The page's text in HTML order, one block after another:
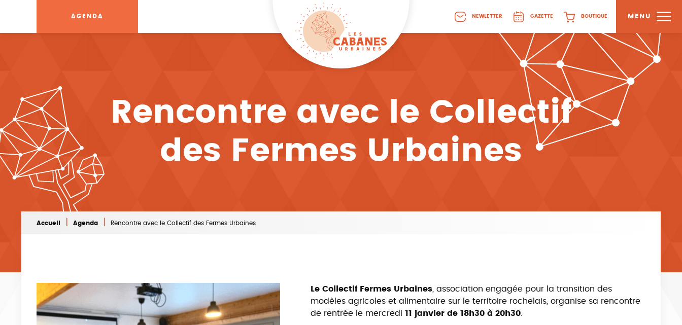
AGENDA NEWLETTER GAZETTE BOUTIQUE MENU
Rencontre avec le Collectif
des Fermes Urbaines
Accueil Agenda Rencontre avec le Collectif des Fermes Urbaines
Le Collectif Fermes Urbaines , association engagée pour la transition des
modèles agricoles et alimentaire sur le territoire rochelais, organise sa rencontre
de rentrée le mercredi 11 janvier de 18h30 à 20h30